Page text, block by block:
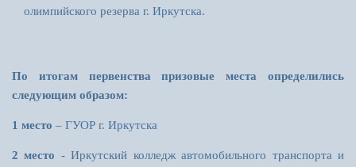
олимпийского резерва г. Иркутска.
По итогам первенства призовые места определились
следующим образом:
1 место – ГУОР г. Иркутска
2 место - Иркутский колледж автомобильного транспорта и